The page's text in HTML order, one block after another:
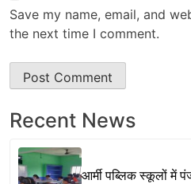
Save my name, email, and
the next time I comment.
Recent News
आर्मी पब्लिक स्कूलों में